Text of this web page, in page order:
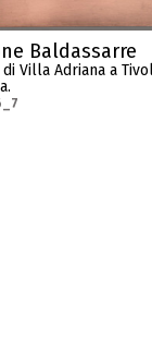
Baldassarre
di Villa Adriana a